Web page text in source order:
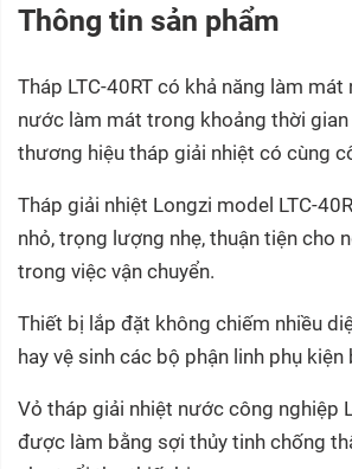
Thông tin sản phẩm
Tháp LTC-40RT có khả năng làm
nước làm mát trong khoảng thời
thương hiệu tháp giải nhiệt có cùng
Tháp giải nhiệt Longzi model LTC-
nhỏ, trọng lượng nhẹ, thuận tiện cho
trong việc vận chuyển.
Thiết bị lắp đặt không chiếm nhiều
hay vệ sinh các bộ phận linh phụ kiện
Vỏ tháp giải nhiệt nước công nghiệp
được làm bằng sợi thủy tinh chống